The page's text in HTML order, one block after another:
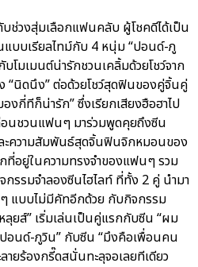
ช่วงสุ่มเลือกแฟนคลับ ผู้โชคดีได้เป็น
บบเรียลไทม์กับ 4 หนุ่ม “ปอนด์-ภู
มเมนต์น่ารักชวนเคลิ้มด้วยโชว์จาก
“นิดนึง” ต่อด้วยโชว์สุดฟินของคู่จิ้นคู่
งกี่ทีก็น่ารัก” ซึ่งเรียกเสียงฮือฮาไป
อนชวนแฟนๆ มาร่วมพูดคุยถึงซีน
ะความสัมพันธ์สุดจิ้นฟินจิกหมอนของ
อยู่ในความทรงจำของแฟนๆ รวม
รรมจำลองซีนไฮไลท์ ที่ทั้ง 2 คู่ นำมา
แบบไม่มีคัทอีกด้วย กับกิจกรรม
ลุยส์” เริ่มเล่นเป็นคู่แรกกับซีน “ผม
อนด์-ภูวิน” กับซีน “มึงคือเพื่อนคน
ายร้องกรี๊ดสนั่นทะลุจอเลยทีเดียว